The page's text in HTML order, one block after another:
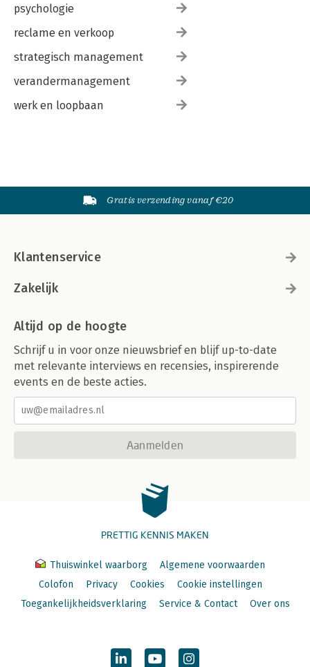
psychologie
reclame en verkoop
strategisch management
verandermanagement
werk en loopbaan
Gratis verzending vanaf €20
Klantenservice
Zakelijk
Altijd op de hoogte
Schrijf u in voor onze nieuwsbrief en blijf up-to-date
met relevante interviews en recensies, inspirerende
events en de beste acties.
Aanmelden
PRETTIG KENNIS MAKEN
Thuiswinkel waarborg
Algemene voorwaarden
Colofon
Privacy Cookies
Cookie instellingen
Toegankelijkheidsverklaring
Service & Contact Over ons